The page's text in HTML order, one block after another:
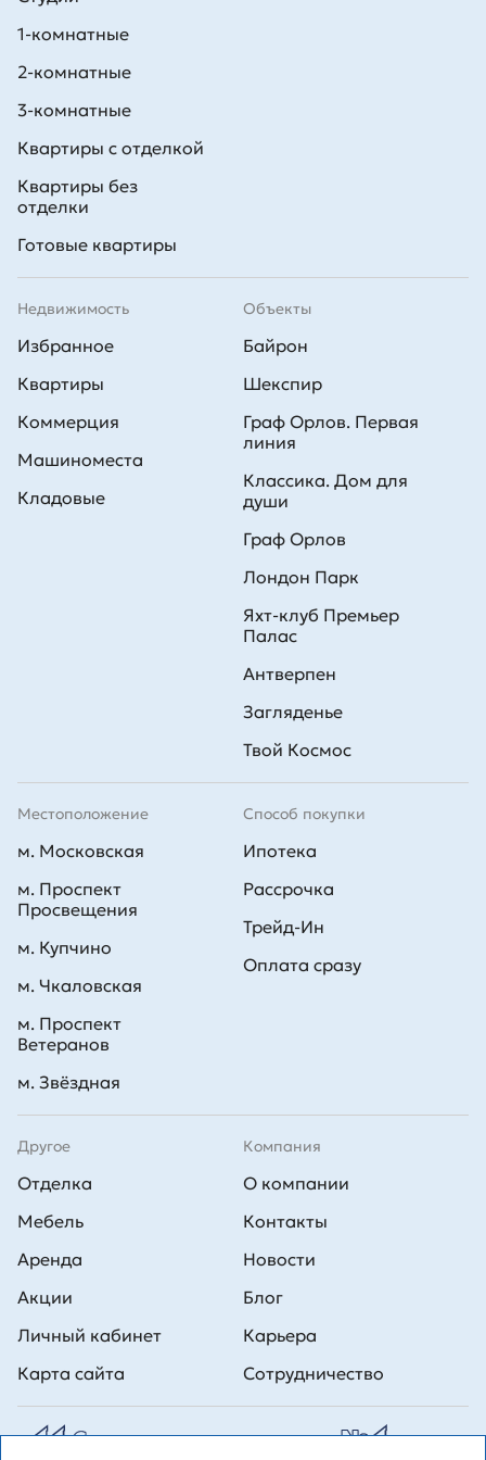
1-комнатные
2-комнатные
3-комнатные
Квартиры с отделкой
Квартиры без
отделки
Готовые квартиры
Недвижимость
Избранное
Квартиры
Коммерция
Машиноместа
Кладовые
Способ покупки
Ипотека
Рассрочка
Трейд-Ин
Оплата сразу
Объекты
Байрон
Шекспир
Граф Орлов. Первая
линия
Классика. Дом для
души
Граф Орлов
Лондон Парк
Яхт-клуб Премьер
Палас
Антверпен
Загляденье
Твой Космос
Другое
Отделка
Мебель
Аренда
Акции
Личный кабинет
Карта сайта
Компания
О компании
Контакты
Новости
Блог
Карьера
Сотрудничество
Местоположение
м. Московская
м. Проспект
Просвещения
м. Купчино
м. Чкаловская
м. Проспект
Ветеранов
м. Звёздная